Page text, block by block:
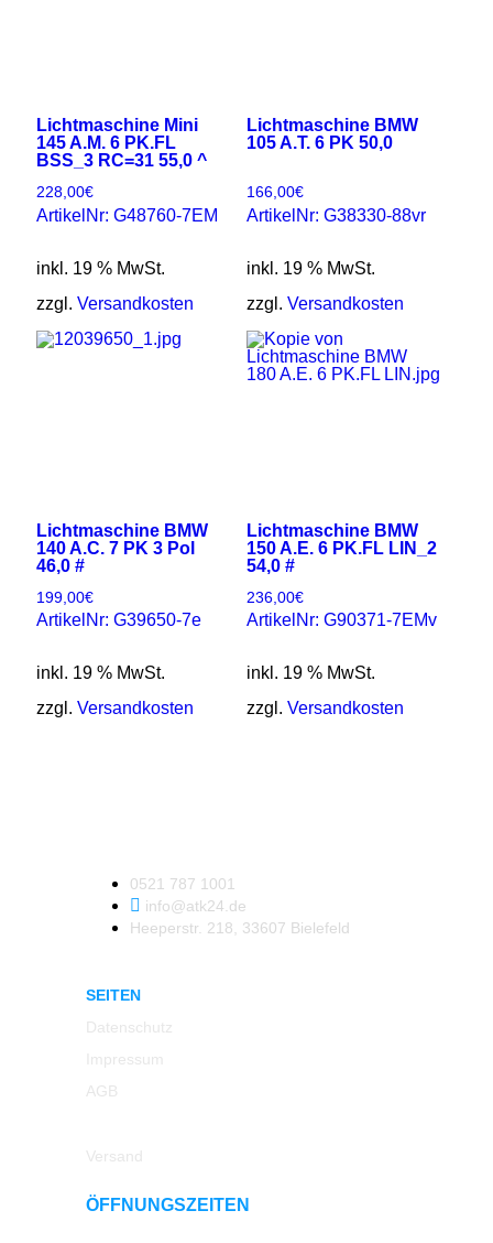
Lichtmaschine Mini
145 A.M. 6 PK.FL
BSS_3 RC=31 55,0 ^
228,00€
ArtikelNr: G48760-7EM
inkl. 19 % MwSt.
zzgl. Versandkosten
Lichtmaschine BMW
105 A.T. 6 PK 50,0
166,00€
ArtikelNr: G38330-88vr
inkl. 19 % MwSt.
zzgl. Versandkosten
Lichtmaschine BMW
140 A.C. 7 PK 3 Pol
46,0 #
199,00€
ArtikelNr: G39650-7e
inkl. 19 % MwSt.
zzgl. Versandkosten
Lichtmaschine BMW
150 A.E. 6 PK.FL LIN_2
54,0 #
236,00€
ArtikelNr: G90371-7EMv
inkl. 19 % MwSt.
zzgl. Versandkosten
0521 787 1001
info@atk24.de
Heeperstr. 218, 33607 Bielefeld
SEITEN
Datenschutz
Impressum
AGB
Versand
ÖFFNUNGSZEITEN